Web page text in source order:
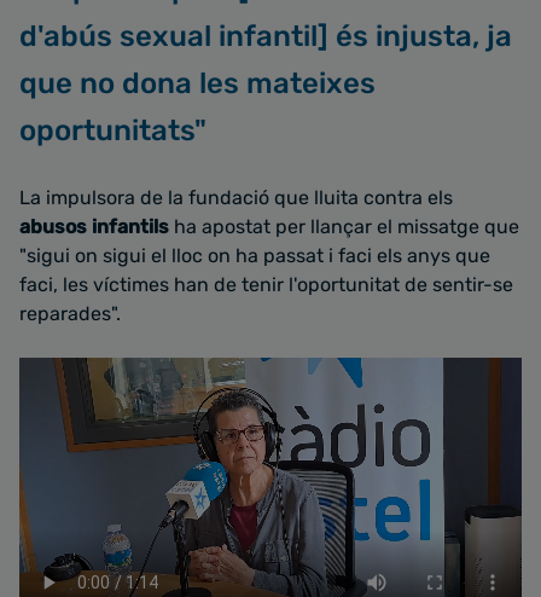
d'abús sexual infantil] és injusta, ja
que no dona les mateixes
oportunitats"
La impulsora de la fundació que lluita contra els
abusos infantils ha apostat per llançar el missatge que
"sigui on sigui el lloc on ha passat i faci els anys que
faci, les víctimes han de tenir l'oportunitat de sentir-se
reparades".